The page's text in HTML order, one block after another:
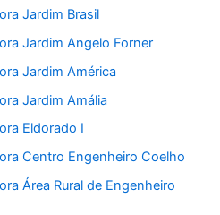
Jardim Brasil
Jardim Angelo Forner
Jardim América
Jardim Amália
Eldorado I
Centro Engenheiro Coelho
Área Rural de Engenheiro